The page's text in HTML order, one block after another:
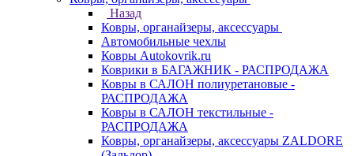
Назад
Ковры, органайзеры, аксессуары
Автомобильные чехлы
Ковры Autokovrik.ru
Коврики в БАГАЖНИК - РАСПРОДАЖА
Ковры в САЛОН полиуретановые -
РАСПРОДАЖА
Ковры в САЛОН текстильные -
РАСПРОДАЖА
Ковры, органайзеры, аксессуары ZALDORE